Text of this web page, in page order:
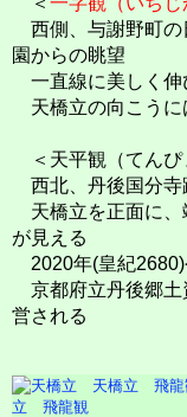
西側、与謝野町の
園からの眺望
一直線に美しく伸
天橋立の向こうに
＜天平観（てんぴ
西北、丹後国分寺
天橋立を正面に、
が見える
2020年(皇紀2680)
京都府立丹後郷土
営される
立 飛龍観